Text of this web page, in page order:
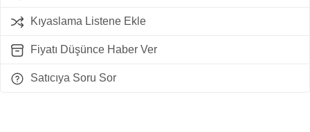
Kıyaslama Listene Ekle
Fiyatı Düşünce Haber Ver
Satıcıya Soru Sor